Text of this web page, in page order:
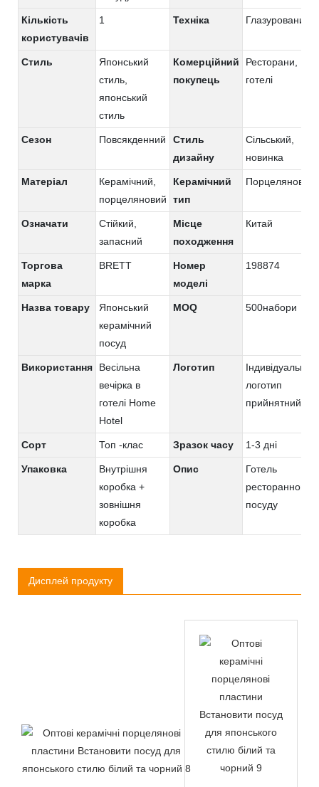
Кількість
користувачів
1 Техніка Глазурований
Стиль
Японський
стиль,
японський
стиль
Комерційний
покупець
Ресторани,
готелі
Сезон Повсякденний
Стиль
дизайну
Сільський,
новинка
Матеріал
Керамічний,
порцеляновий
Керамічний
тип
Порцеляновий
Означати
Стійкий,
запасний
Місце
походження
Китай
Торгова
марка
BRETT
Номер
моделі
198874
Назва товару
Японський
керамічний
посуд
MOQ 500набори
Використання
Весільна
вечірка в
готелі Home
Hotel
Логотип
Індивідуальний
логотип
прийнятний
Сорт Топ -клас Зразок часу 1-3 дні
Упаковка
Внутрішня
коробка +
зовнішня
коробка
Опис
Готель
ресторанного
посуду
Дисплей продукту